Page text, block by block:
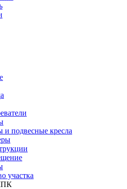
и подвесные кресла
участка